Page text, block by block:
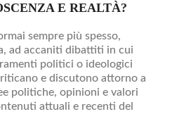
E REALTÀ?
sempre più spesso,
ad accaniti dibattiti in cui
politici o ideologici
e discutono attorno a
politiche, opinioni e valori
attuali e recenti del